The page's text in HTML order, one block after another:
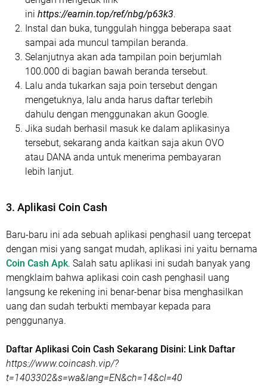
ini https://earnin.top/ref/nbg/p63k3.
Instal dan buka, tunggulah hingga beberapa saat
sampai ada muncul tampilan beranda.
Selanjutnya akan ada tampilan poin berjumlah
100.000 di bagian bawah beranda tersebut.
Lalu anda tukarkan saja poin tersebut dengan
mengetuknya, lalu anda harus daftar terlebih
dahulu dengan menggunakan akun Google.
Jika sudah berhasil masuk ke dalam aplikasinya
tersebut, sekarang anda kaitkan saja akun OVO
atau DANA anda untuk menerima pembayaran
lebih lanjut.
3. Aplikasi Coin Cash
Baru-baru ini ada sebuah aplikasi penghasil uang tercepat
dengan misi yang sangat mudah, aplikasi ini yaitu bernama
Coin Cash Apk. Salah satu aplikasi ini sudah banyak yang
mengklaim bahwa aplikasi coin cash penghasil uang
langsung ke rekening ini benar-benar bisa menghasilkan
uang dan sudah terbukti membayar kepada para
penggunanya.
Daftar Aplikasi Coin Cash Sekarang Disini: Link Daftar
https://www.coincash.vip/?
t=1403302&s=wa&lang=EN&ch=14&cl=40